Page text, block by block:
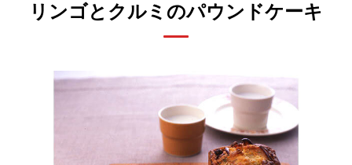
リンゴとクルミのパウンドケーキ